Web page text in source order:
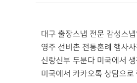
대구 출장스냅 전문 감성스
영주 선비촌 전통혼례 행사
신랑신부 두분다 미국에서
미국에서 카카오톡 상담으